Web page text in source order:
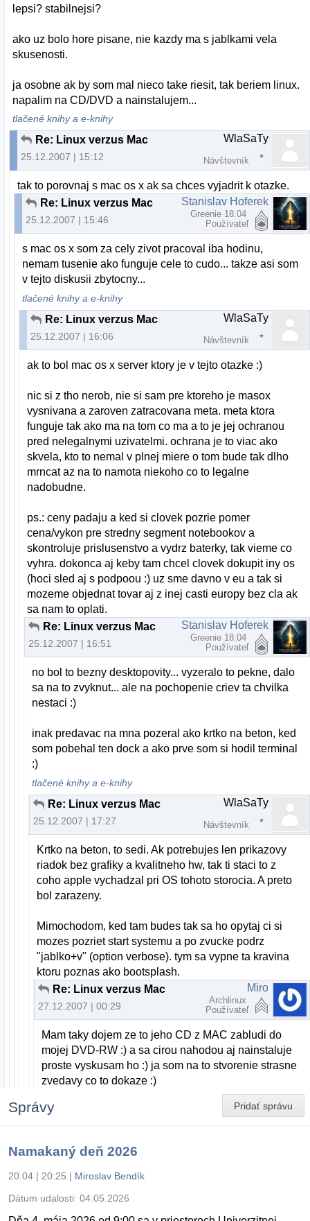
lepsi? stabilnejsi?
ako uz bolo hore pisane, nie kazdy ma s jablkami vela
skusenosti.
ja osobne ak by som mal nieco take riesit, tak beriem linux.
napalim na CD/DVD a nainstalujem...
tlačené knihy a e-knihy
Re: Linux verzus Mac
25.12.2007 | 15:12
WlaSaTy
Návštevník
tak to porovnaj s mac os x ak sa chces vyjadrit k otazke.
Re: Linux verzus Mac
25.12.2007 | 15:46
Stanislav Hoferek
Greenie 18.04
Používateľ
s mac os x som za cely zivot pracoval iba hodinu,
nemam tusenie ako funguje cele to cudo... takze asi som
v tejto diskusii zbytocny...
tlačené knihy a e-knihy
Re: Linux verzus Mac
25.12.2007 | 16:06
WlaSaTy
Návštevník
ak to bol mac os x server ktory je v tejto otazke :)
nic si z tho nerob, nie si sam pre ktoreho je masox
vysnivana a zaroven zatracovana meta. meta ktora
funguje tak ako ma na tom co ma a to je jej ochranou
pred nelegalnymi uzivatelmi. ochrana je to viac ako
skvela, kto to nemal v plnej miere o tom bude tak dlho
mrncat az na to namota niekoho co to legalne
nadobudne.
ps.: ceny padaju a ked si clovek pozrie pomer
cena/vykon pre stredny segment notebookov a
skontroluje prislusenstvo a vydrz baterky, tak vieme co
vyhra. dokonca aj keby tam chcel clovek dokupit iny os
(hoci sled aj s podpoou :) uz sme davno v eu a tak si
mozeme objednat tovar aj z inej casti europy bez cla ak
sa nam to oplati.
Re: Linux verzus Mac
25.12.2007 | 16:51
Stanislav Hoferek
Greenie 18.04
Používateľ
no bol to bezny desktopovity... vyzeralo to pekne, dalo
sa na to zvyknut... ale na pochopenie criev ta chvilka
nestaci :)
inak predavac na mna pozeral ako krtko na beton, ked
som pobehal ten dock a ako prve som si hodil terminal
:)
tlačené knihy a e-knihy
Re: Linux verzus Mac
25.12.2007 | 17:27
WlaSaTy
Návštevník
Krtko na beton, to sedi. Ak potrebujes len prikazovy
riadok bez grafiky a kvalitneho hw, tak ti staci to z
coho apple vychadzal pri OS tohoto storocia. A preto
bol zarazeny.
Mimochodom, ked tam budes tak sa ho opytaj ci si
mozes pozriet start systemu a po zvucke podrz
"jablko+v" (option verbose). tym sa vypne ta kravina
ktoru poznas ako bootsplash.
Re: Linux verzus Mac
27.12.2007 | 00:29
Miro
Archlinux
Používateľ
Mam taky dojem ze to jeho CD z MAC zabludi do
mojej DVD-RW :) a sa cirou nahodou aj nainstaluje
proste vyskusam ho :) ja som na to stvorenie strasne
zvedavy co to dokaze :)
Pridať správu
Správy
Namakaný deň 2026
20.04 | 20:25 | Miroslav Bendík
Dátum udalosti: 04.05.2026